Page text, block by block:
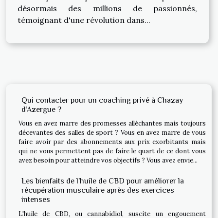
désormais des millions de passionnés,
témoignant d'une révolution dans...
Qui contacter pour un coaching privé à Chazay
d’Azergue ?
Vous en avez marre des promesses alléchantes mais toujours
décevantes des salles de sport ? Vous en avez marre de vous
faire avoir par des abonnements aux prix exorbitants mais
qui ne vous permettent pas de faire le quart de ce dont vous
avez besoin pour atteindre vos objectifs ? Vous avez envie...
Les bienfaits de l'huile de CBD pour améliorer la
récupération musculaire après des exercices
intenses
L'huile de CBD, ou cannabidiol, suscite un engouement